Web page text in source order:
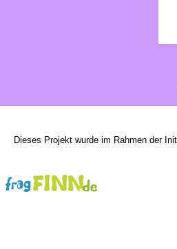
Dieses Projekt wurde im Rahmen der